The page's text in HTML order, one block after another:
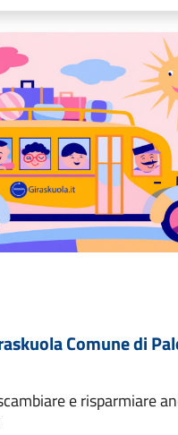
Comune di
e risparmiare